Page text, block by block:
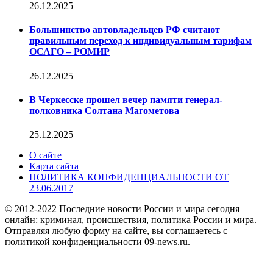
26.12.2025
Большинство автовладельцев РФ считают
правильным переход к индивидуальным тарифам
ОСАГО – РОМИР
26.12.2025
В Черкесске прошел вечер памяти генерал-
полковника Солтана Магометова
25.12.2025
О сайте
Карта сайта
ПОЛИТИКА КОНФИДЕНЦИАЛЬНОСТИ ОТ
23.06.2017
© 2012-2022 Последние новости России и мира сегодня
онлайн: криминал, происшествия, политика России и мира.
Отправляя любую форму на сайте, вы соглашаетесь с
политикой конфиденциальности 09-news.ru.